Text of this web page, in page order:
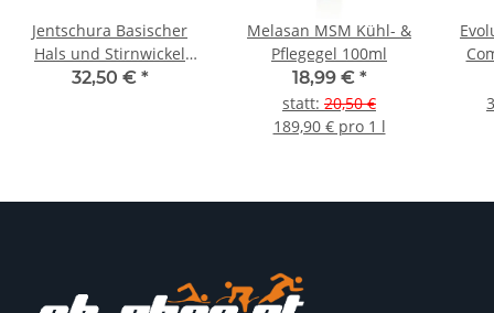
Jentschura Basischer
Hals und Stirnwickel
AlkaWear
32,50 € *
Melasan MSM Kühl- &
Pflegegel 100ml
18,99 € *
statt: 20,50 €
189,90 € pro 1 l